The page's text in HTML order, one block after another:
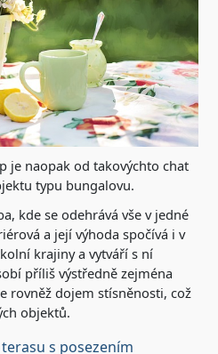
je naopak od takovýchto chat
typu bungalovu.
kde se odehrává vše v jedné
a její výhoda spočívá i v
krajiny a vytváří s ní
příliš výstředně zejména
rovněž dojem stísněnosti, což
objektů.
s posezením